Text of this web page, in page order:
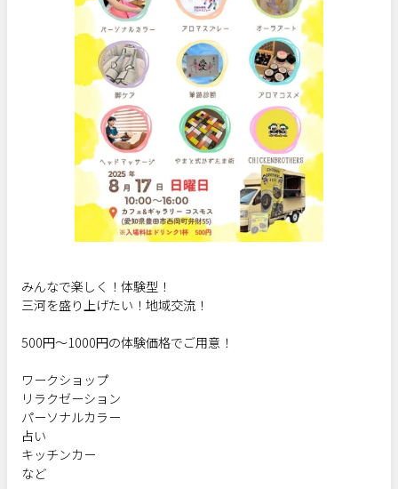
プライバシーポリシー
サイトマップ
お知らせ
お問い合わせ
掲載のご案内
掲載店様ログイン
閉じる
みんなで楽しく！体験型！
三河を盛り上げたい！地域交流！
500円～1000円の体験価格でご用意！
ワークショップ
リラクゼーション
パーソナルカラー
占い
キッチンカー
など